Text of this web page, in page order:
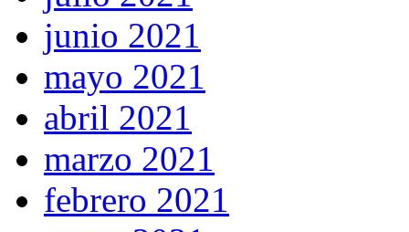
junio 2021
mayo 2021
abril 2021
marzo 2021
febrero 2021